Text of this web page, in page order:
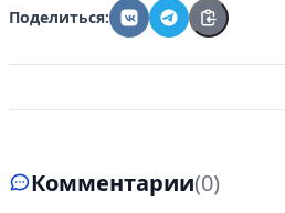
Поделиться:
Комментарии(0)